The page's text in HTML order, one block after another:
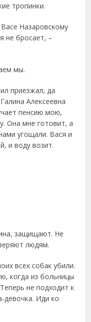
тропинки.
Назаровскому
не бросает, –
мы.
приезжал, да
Алексеевна
пенсию мою,
Она мне готовит, а
угощали. Вася и
и воду возит.
защищают. Не
людям.
всех собак убили.
когда из больницы
не подходит к
девочка. Иди ко